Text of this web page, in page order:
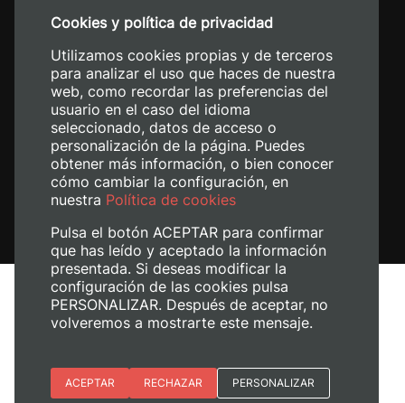
+34 620 04 00 50
Avís legal
Política de cookies
Gestiona les galetes
Cookies y política de privacidad
Utilizamos cookies propias y de terceros
para analizar el uso que haces de nuestra
web, como recordar las preferencias del
usuario en el caso del idioma
seleccionado, datos de acceso o
personalización de la página. Puedes
obtener más información, o bien conocer
cómo cambiar la configuración, en
nuestra Política de cookies
Pulsa el botón ACEPTAR para confirmar
que has leído y aceptado la información
presentada. Si deseas modificar la
configuración de las cookies pulsa
PERSONALIZAR. Después de aceptar, no
volveremos a mostrarte este mensaje.
Esenciales
ACEPTAR RECHAZAR PERSONALIZAR